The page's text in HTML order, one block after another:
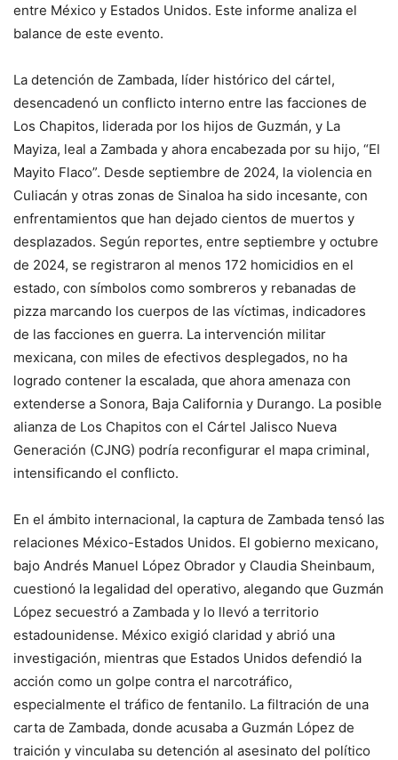
entre México y Estados Unidos. Este informe analiza el
balance de este evento.
La detención de Zambada, líder histórico del cártel,
desencadenó un conflicto interno entre las facciones de
Los Chapitos, liderada por los hijos de Guzmán, y La
Mayiza, leal a Zambada y ahora encabezada por su hijo, “El
Mayito Flaco”. Desde septiembre de 2024, la violencia en
Culiacán y otras zonas de Sinaloa ha sido incesante, con
enfrentamientos que han dejado cientos de muertos y
desplazados. Según reportes, entre septiembre y octubre
de 2024, se registraron al menos 172 homicidios en el
estado, con símbolos como sombreros y rebanadas de
pizza marcando los cuerpos de las víctimas, indicadores
de las facciones en guerra. La intervención militar
mexicana, con miles de efectivos desplegados, no ha
logrado contener la escalada, que ahora amenaza con
extenderse a Sonora, Baja California y Durango. La posible
alianza de Los Chapitos con el Cártel Jalisco Nueva
Generación (CJNG) podría reconfigurar el mapa criminal,
intensificando el conflicto.
En el ámbito internacional, la captura de Zambada tensó las
relaciones México-Estados Unidos. El gobierno mexicano,
bajo Andrés Manuel López Obrador y Claudia Sheinbaum,
cuestionó la legalidad del operativo, alegando que Guzmán
López secuestró a Zambada y lo llevó a territorio
estadounidense. México exigió claridad y abrió una
investigación, mientras que Estados Unidos defendió la
acción como un golpe contra el narcotráfico,
especialmente el tráfico de fentanilo. La filtración de una
carta de Zambada, donde acusaba a Guzmán López de
traición y vinculaba su detención al asesinato del político